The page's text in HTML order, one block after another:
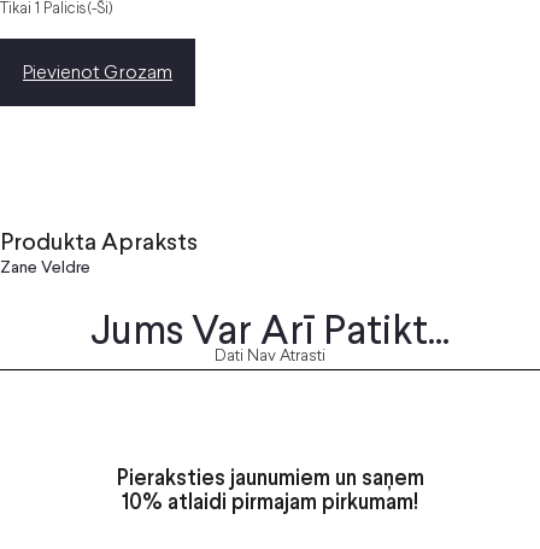
Tikai 1 Palicis(-Ši)
Pievienot Grozam
Produkta Apraksts
Zane Veldre
Jums Var Arī Patikt...
Dati Nav Atrasti
Pieraksties jaunumiem un saņem
10% atlaidi pirmajam pirkumam!